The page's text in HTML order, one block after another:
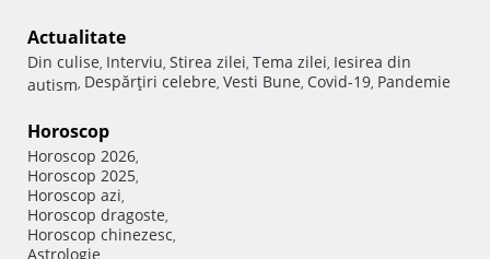
Actualitate
Din culise, Interviu, Stirea zilei, Tema zilei, Iesirea din
autism, Despărţiri celebre, Vesti Bune, Covid-19, Pandemie
Horoscop
Horoscop 2026,
Horoscop 2025,
Horoscop azi,
Horoscop dragoste,
Horoscop chinezesc,
Astrologie